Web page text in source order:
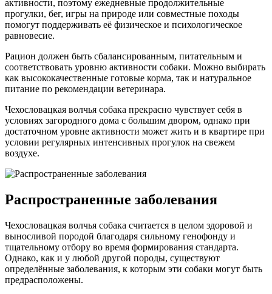
активности, поэтому ежедневные продолжительные
прогулки, бег, игры на природе или совместные походы
помогут поддерживать её физическое и психологическое
равновесие.
Рацион должен быть сбалансированным, питательным и
соответствовать уровню активности собаки. Можно выбирать
как высококачественные готовые корма, так и натуральное
питание по рекомендации ветеринара.
Чехословацкая волчья собака прекрасно чувствует себя в
условиях загородного дома с большим двором, однако при
достаточном уровне активности может жить и в квартире при
условии регулярных интенсивных прогулок на свежем
воздухе.
Распространенные заболевания
Чехословацкая волчья собака считается в целом здоровой и
выносливой породой благодаря сильному генофонду и
тщательному отбору во время формирования стандарта.
Однако, как и у любой другой породы, существуют
определённые заболевания, к которым эти собаки могут быть
предрасположены.